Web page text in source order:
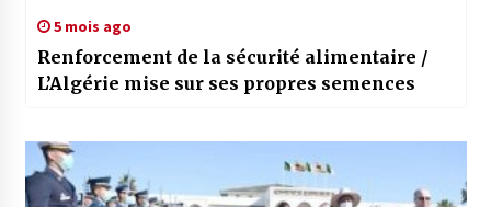
5 mois ago
Renforcement de la sécurité alimentaire /
L’Algérie mise sur ses propres semences